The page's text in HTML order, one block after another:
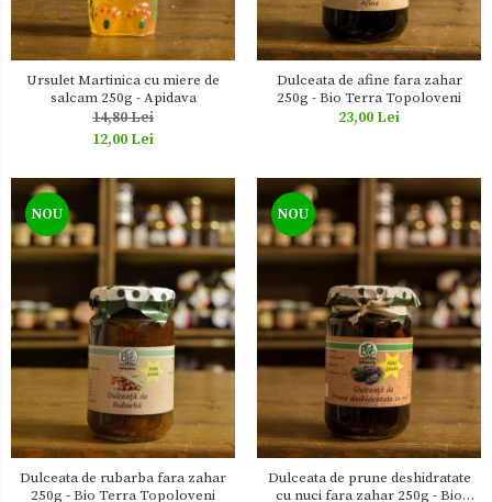
Ursulet Martinica cu miere de
salcam 250g - Apidava
14,80 Lei
12,00 Lei
Dulceata de afine fara zahar
250g - Bio Terra Topoloveni
23,00 Lei
NOU
Dulceata de rubarba fara zahar
250g - Bio Terra Topoloveni
NOU
Dulceata de prune deshidratate
cu nuci fara zahar 250g - Bio